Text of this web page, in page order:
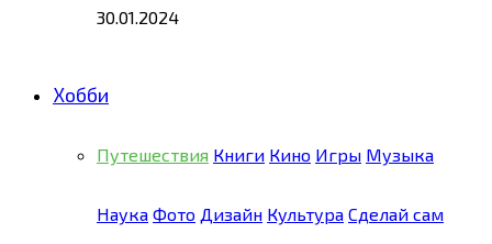
30.01.2024
Хобби
Путешествия Книги Кино Игры Музыка
Наука Фото Дизайн Культура Сделай сам